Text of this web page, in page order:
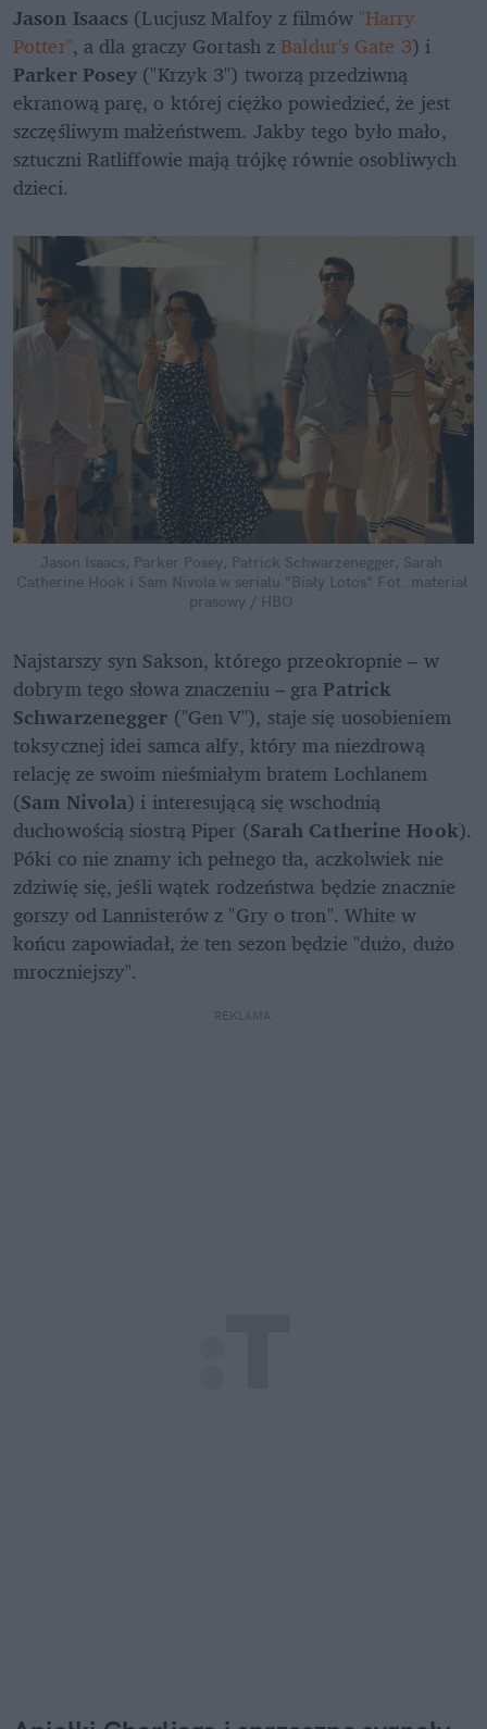
Jason Isaacs (Lucjusz Malfoy z filmów "Harry
Potter", a dla graczy Gortash z Baldur's Gate 3) i
Parker Posey ("Krzyk 3") tworzą przedziwną
ekranową parę, o której ciężko powiedzieć, że jest
szczęśliwym małżeństwem. Jakby tego było mało,
sztuczni Ratliffowie mają trójkę równie osobliwych
dzieci.
Jason Isaacs, Parker Posey, Patrick Schwarzenegger, Sarah
Catherine Hook i Sam Nivola w serialu "Biały Lotos"
Fot. materiał
prasowy / HBO
Najstarszy syn Sakson, którego przeokropnie – w
dobrym tego słowa znaczeniu – gra Patrick
Schwarzenegger ("Gen V"), staje się uosobieniem
toksycznej idei samca alfy, który ma niezdrową
relację ze swoim nieśmiałym bratem Lochlanem
(Sam Nivola) i interesującą się wschodnią
duchowością siostrą Piper (Sarah Catherine Hook).
Póki co nie znamy ich pełnego tła, aczkolwiek nie
zdziwię się, jeśli wątek rodzeństwa będzie znacznie
gorszy od Lannisterów z "Gry o tron". White w
końcu zapowiadał, że ten sezon będzie "dużo, dużo
mroczniejszy".
REKLAMA